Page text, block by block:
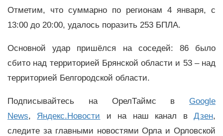
Отметим, что суммарно по регионам 4 января, с
13:00 до 20:00, удалось поразить 253 БПЛА.
Основной удар пришёлся на соседей: 86 было
сбито над территорией Брянской области и 53 – над
территорией Белгородской области.
Подписывайтесь на ОрелТаймс в Google
News, Яндекс.Новости и на наш канал вДзен,
следите за главными новостями Орла и Орловской